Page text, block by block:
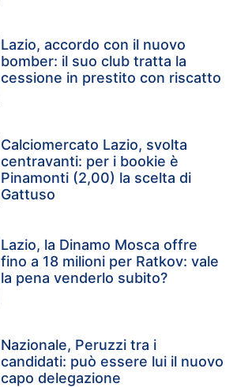
Lazio, accordo con il nuovo
bomber: il suo club tratta la
cessione in prestito con riscatto
Calciomercato Lazio, svolta
centravanti: per i bookie è
Pinamonti (2,00) la scelta di
Gattuso
Lazio, la Dinamo Mosca offre
fino a 18 milioni per Ratkov: vale
la pena venderlo subito?
Nazionale, Peruzzi tra i
candidati: può essere lui il nuovo
capo delegazione